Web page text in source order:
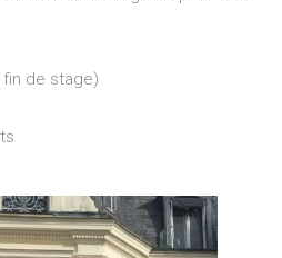
de stage)